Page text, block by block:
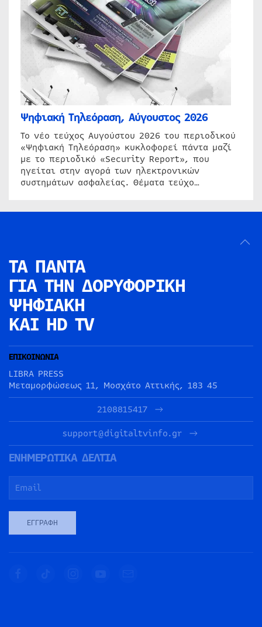
Ψηφιακή Τηλεόραση, Αύγουστος 2026
Το νέο τεύχος Αυγούστου 2026 του περιοδικού
«Ψηφιακή Τηλεόραση» κυκλοφορεί πάντα μαζί
με το περιοδικό «Security Report», που
ηγείται στην αγορά των ηλεκτρονικών
συστημάτων ασφαλείας. Θέματα τεύχο…
ΤΑ ΠΑΝΤΑ
ΓΙΑ ΤΗΝ ΔΟΡΥΦΟΡΙΚΗ
ΨΗΦΙΑΚΗ
ΚΑΙ HD TV
ΕΠΙΚΟΙΝΩΝΙΑ
LIBRA PRESS
Μεταμορφώσεως 11, Μοσχάτο Αττικής, 183 45
2108815417
support@digitaltvinfo.gr
ΕΝΗΜΕΡΩΤΙΚΑ ΔΕΛΤΙΑ
ΕΓΓΡΑΦΉ